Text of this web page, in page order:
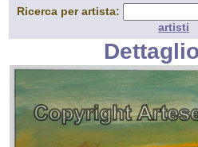
Ricerca per artista:
artisti